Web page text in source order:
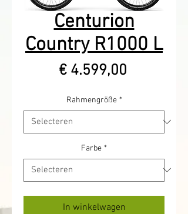
Centurion
Country R1000 L
€ 4.599,00Prijs
Rahmengröße *
Farbe *
In winkelwagen